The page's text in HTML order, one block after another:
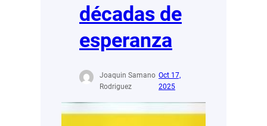
décadas de
esperanza
Joaquin Samano
Rodriguez
Oct 17,
2025